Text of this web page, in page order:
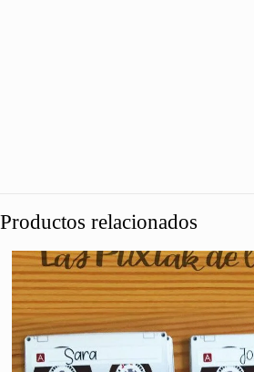
Productos relacionados